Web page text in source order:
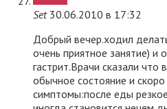
Set 30.06.2010 в 17:32
Добрый вечер.ходил
очень приятное занятие) и
гастрит.Врачи сказали что
обычное состояние и
симптомы:после еды